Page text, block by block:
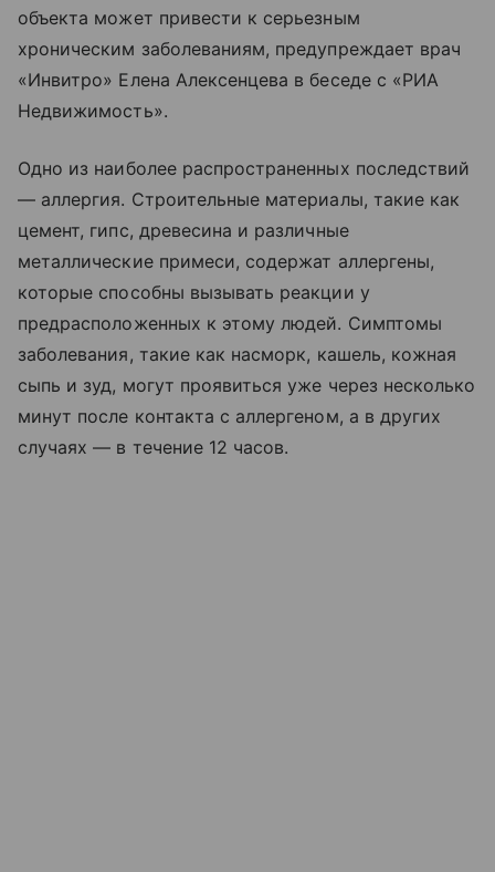
объекта может привести к серьезным
хроническим заболеваниям, предупреждает врач
«‎Инвитро» Елена Алексенцева в беседе с «‎РИА
Недвижимость».
Одно из наиболее распространенных последствий
— аллергия. Строительные материалы, такие как
цемент, гипс, древесина и различные
металлические примеси, содержат аллергены,
которые способны вызывать реакции у
предрасположенных к этому людей. Симптомы
заболевания, такие как насморк, кашель, кожная
сыпь и зуд, могут проявиться уже через несколько
минут после контакта с аллергеном, а в других
случаях — в течение 12 часов.